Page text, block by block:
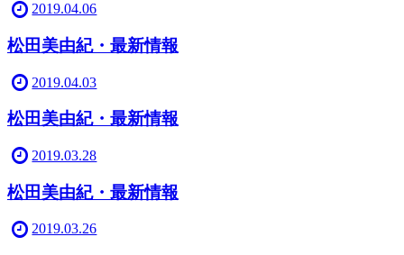
2019.04.06
松田美由紀・最新情報
2019.04.03
松田美由紀・最新情報
2019.03.28
松田美由紀・最新情報
2019.03.26